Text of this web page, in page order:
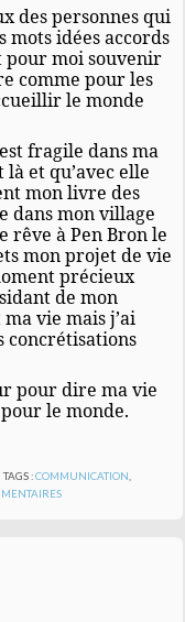
des personnes qui
mots idées accords
pour moi souvenir
comme pour les
le monde
fragile dans ma
et qu’avec elle
mon livre des
dans mon village
rêve à Pen Bron le
mon projet de vie
précieux
de mon
vie mais j’ai
concrétisations
pour dire ma vie
le monde.
TAGS :COMMUNICATION